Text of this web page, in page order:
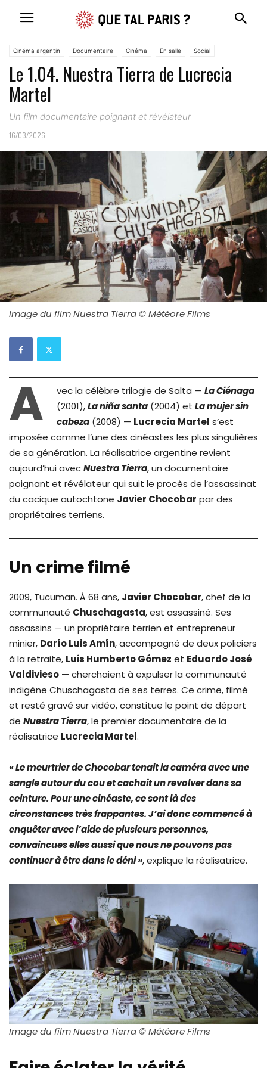
Cinéma argentin Documentaire Cinéma En salle Social
Le 1.04. Nuestra Tierra de Lucrecia
Martel
Un film documentaire poignant et révélateur
16/03/2026
Image du film Nuestra Tierra © Météore Films
A vec la célèbre trilogie de Salta — La Ciénaga
(2001),La niña santa (2004) et La mujer sin
cabeza (2008) — Lucrecia Martel s’est
imposée comme l’une des cinéastes les plus singulières
de sa génération. La réalisatrice argentine revient
aujourd’hui avecNuestra Tierra, un documentaire
poignant et révélateur qui suit le procès de l’assassinat
du cacique autochtone Javier Chocobar par des
propriétaires terriens.
Un crime filmé
2009, Tucuman. À 68 ans, Javier Chocobar, chef de la
communauté Chuschagasta, est assassiné. Ses
assassins — un propriétaire terrien et entrepreneur
minier, Darío Luis Amín, accompagné de deux policiers
à la retraite, Luis Humberto Gómez et Eduardo José
Valdivieso — cherchaient à expulser la communauté
indigène Chuschagasta de ses terres. Ce crime, filmé
et resté gravé sur vidéo, constitue le point de départ
de Nuestra Tierra, le premier documentaire de la
réalisatrice Lucrecia Martel.
« Le meurtrier de Chocobar tenait la caméra avec une
sangle autour du cou et cachait un revolver dans sa
ceinture. Pour une cinéaste, ce sont là des
circonstances très frappantes. J’ai donc commencé à
enquêter avec l’aide de plusieurs personnes,
convaincues elles aussi que nous ne pouvons pas
continuer à être dans le déni », explique la réalisatrice.
Image du film Nuestra Tierra © Météore Films